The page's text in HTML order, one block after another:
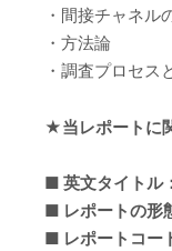
・間接チャネル
・方法論
・調査プロセス
★当レポートに
■ 英文タイト
■ レポートの形
■ レポートコー